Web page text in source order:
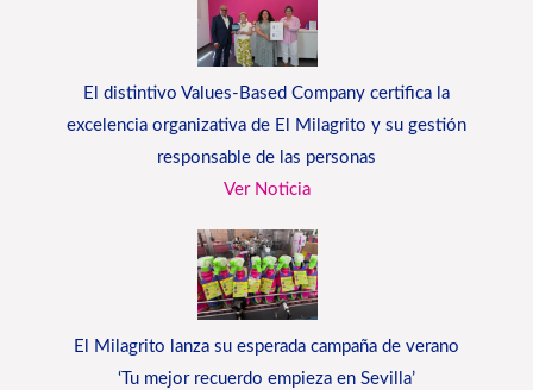
El distintivo Values-Based Company certifica la
excelencia organizativa de El Milagrito y su gestión
responsable de las personas
Ver Noticia
El Milagrito lanza su esperada campaña de verano
‘Tu mejor recuerdo empieza en Sevilla’